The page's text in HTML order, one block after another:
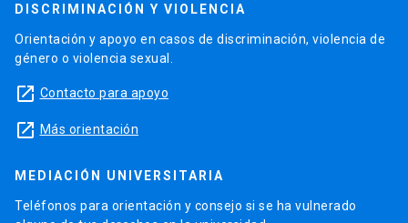
DISCRIMINACIÓN Y VIOLENCIA
Orientación y apoyo en casos de discriminación, violencia de
género o violencia sexual.
launch Contacto para apoyo
launch Más orientación
MEDIACIÓN UNIVERSITARIA
Teléfonos para orientación y consejo si se ha vulnerado